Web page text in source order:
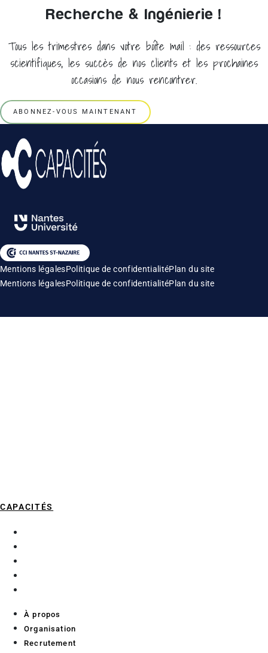
Recherche & Ingénierie !
Tous les trimestres dans votre boîte mail : des ressources
scientifiques, les succès de nos clients et les prochaines
occasions de nous rencontrer.
ABONNEZ-VOUS MAINTENANT
Mentions légalesPolitique de confidentialitéPlan du site
Mentions légalesPolitique de confidentialitéPlan du site
CAPACITÉS
À propos
Organisation
Recrutement